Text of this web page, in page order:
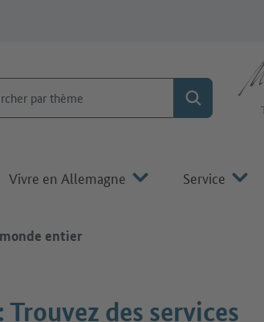
par thème
Rechercher
Vivre en Allemagne Service
entier
des services